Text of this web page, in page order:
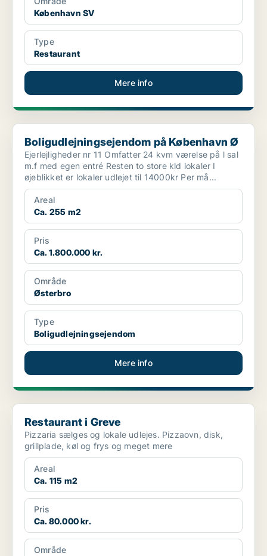
København SV
Type
Restaurant
Mere info
Boligudlejningsejendom på København Ø
Boligudlejningsejendom på København Ø
Ejerlejligheder nr 11 Omfatter 24 kvm værelse på l sal
m.f med egen entré Resten to store kld lokaler I
øjeblikket er lokaler udlejet til 14000kr Per må...
Areal
Ca. 255 m2
Pris
Ca. 1.800.000 kr.
Område
Østerbro
Type
Boligudlejningsejendom
Mere info
Restaurant i Greve
Restaurant i Greve
Pizzaria sælges og lokale udlejes. Pizzaovn, disk,
grillplade, køl og frys og meget mere
Areal
Ca. 115 m2
Pris
Ca. 80.000 kr.
Område